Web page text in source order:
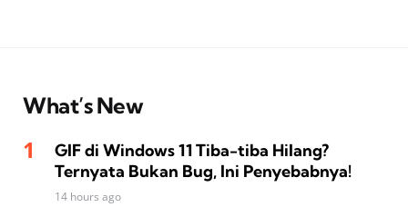
What’s New
GIF di Windows 11 Tiba-tiba Hilang?
Ternyata Bukan Bug, Ini Penyebabnya!
14 hours ago